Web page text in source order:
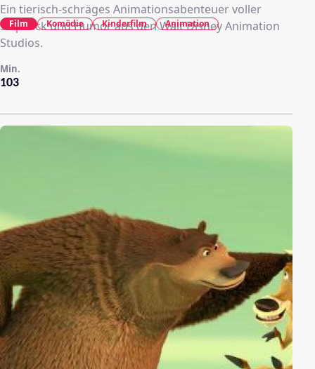
Ein tierisch-schräges Animationsabenteuer voller
Slapstick und Humor aus den Walt Disney Animation
Studios.
103
Min.
Film Komödie Kinderfilm Animation